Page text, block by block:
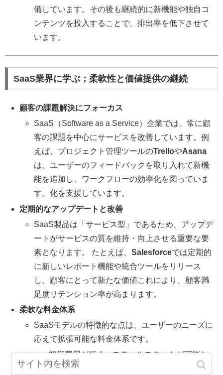
備しています。その後も継続的に新機能や独自コ
ンテンツを投入することで、排出率を低下させて
います。
SaaS業界に学ぶ：柔軟性と価値提供の継続
顧客の課題解決にフォーカス
SaaS（Software as a Service）企業では、常に顧
客の課題を中心にサービスを改善しています。例
えば、プロジェクト管理ツールのTrelloやAsana
は、ユーザーのフィードバックを取り入れて新機
能を追加し、ワークフローの効率化を図っていま
す。化を支援しています。
定期的なアップデートと改善
SaaS製品は「サービス型」であるため、アップデ
ートがサービスの質を維持・向上させる重要な要
素となります。 たとえば、Salesforceでは定期的
に新しいレポート機能や統合ツールをリリース
し、顧客にとって新たな価値これにより、顧客満
足度リテンション率が高まります。
柔軟な料金体系
SaaSモデルの特徴的な点は、ユーザーのニーズに
応えて拡張可能な料金体系です。
初期費用が低く、スモールスタートが可能な
「フリーミアムモデル」